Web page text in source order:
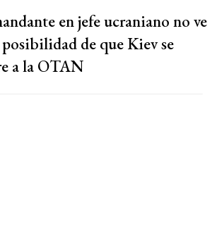
en jefe ucraniano no ve
de que Kiev se
a la OTAN